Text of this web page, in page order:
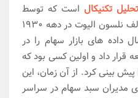
تحلیل تکنیکالاست که توسط
حسابدار و نویسنده آمریکایی رالف نلسون الیوت در دهه 1930
داده های بازار سهام را در
داد و اولین کسی بود که
را پیش بینی کرد. از آن زمان، این
مدیران سبد سهام در سراسر